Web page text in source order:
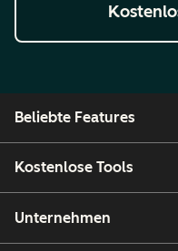
Beliebte Features
Kostenlose Tools
Unternehmen